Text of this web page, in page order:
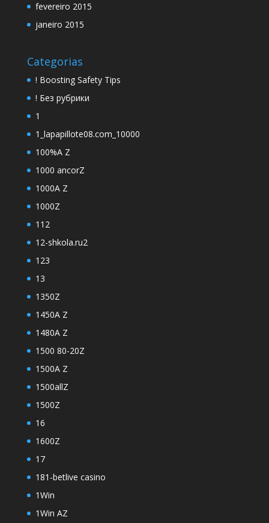
fevereiro 2015
janeiro 2015
Categorias
! Boosting Safety Tips
! Без рубрики
1
1_lapapillote08.com_10000
100%A Z
1000 ancorZ
1000A Z
1000Z
112
12-shkola.ru2
123
13
1350Z
1450A Z
1480A Z
1500 80-20Z
1500A Z
1500allZ
1500Z
16
1600Z
17
181-betlive casino
1Win
1Win AZ